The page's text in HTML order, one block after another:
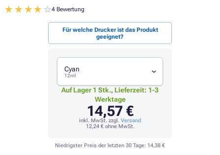
4 Bewertung
Für welche Drucker ist das Produkt
geeignet?
Cyan
12ml
Auf Lager 1 Stk., Lieferzeit: 1-3
Werktage
14,57 €
inkl. MwSt. zzgl. Versand
12,24 €ohne MwSt.
Niedrigster Preis der letzten 30 Tage: 14,38 €